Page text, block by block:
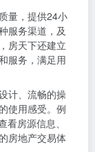
量，提供24小
服务渠道，及
房天下还建立
服务，满足用
计、流畅的操
使用感受。例
房源信息、
房地产交易体